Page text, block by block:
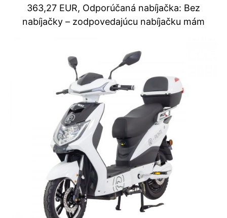
363,27 EUR, Odporúčaná nabíjačka: Bez
nabíjačky – zodpovedajúcu nabíjačku mám